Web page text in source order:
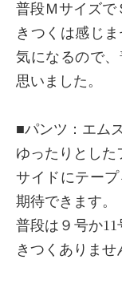
普段Ｍサイズで
きつくは感じ
気になるので
思いました。
■パンツ：エム
ゆったりとした
サイドにテー
期待できます。
普段は９号か
きつくありませ